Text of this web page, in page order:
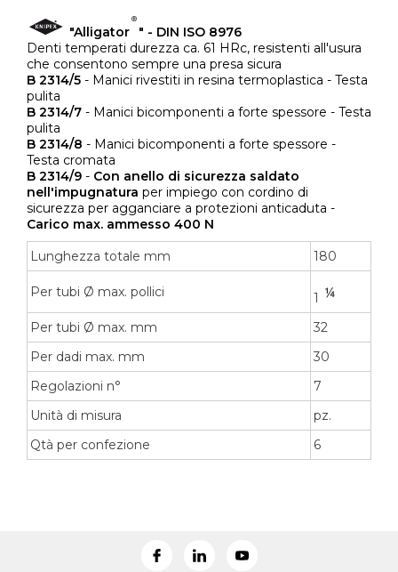
"Alligator
" - DIN ISO 8976
Denti temperati durezza ca. 61 HRc, resistenti all'usura
che consentono sempre una presa sicura
B 2314/5 - Manici rivestiti in resina termoplastica - Testa
pulita
B 2314/7 - Manici bicomponenti a forte spessore - Testa
pulita
B 2314/8 - Manici bicomponenti a forte spessore -
Testa cromata
B 2314/9 - Con anello di sicurezza saldato
nell'impugnatura per impiego con cordino di
sicurezza per agganciare a protezioni anticaduta -
Carico max. ammesso 400 N
Lunghezza totale mm
180
Per tubi Ø max. pollici
1
Per tubi Ø max. mm
32
Per dadi max. mm
30
Regolazioni n°
7
Unità di misura
pz.
Qtà per confezione
6